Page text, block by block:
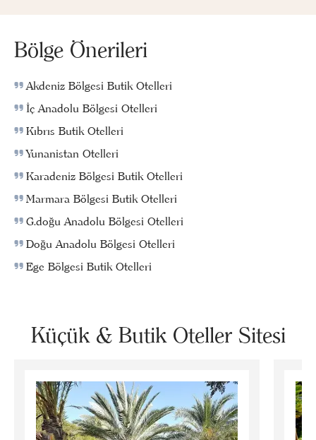
Bölge Önerileri
Akdeniz Bölgesi Butik Otelleri
İç Anadolu Bölgesi Otelleri
Kıbrıs Butik Otelleri
Yunanistan Otelleri
Karadeniz Bölgesi Butik Otelleri
Marmara Bölgesi Butik Otelleri
G.doğu Anadolu Bölgesi Otelleri
Doğu Anadolu Bölgesi Otelleri
Ege Bölgesi Butik Otelleri
Küçük & Butik Oteller Sitesi